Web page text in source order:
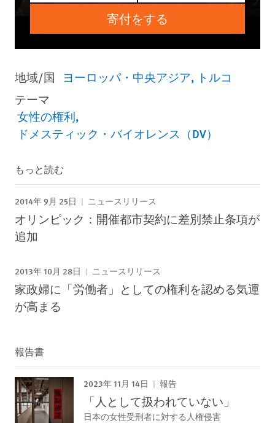
寄付をする
地域/国 ヨーロッパ・中央アジア
トルコ
テーマ
女性の権利
ドメスティック・バイオレンス（DV）
もっと読む
2014年 9月 25日 ニュースリリース
オリンピック：開催都市契約に差別禁止条項が
追加
2013年 10月 28日 ニュースリリース
家政婦に「労働者」としての権利を認める気運
が高まる
報告書
2023年 11月 14日 報告
「人として扱われていない」
日本の女性受刑者に対する人権侵害